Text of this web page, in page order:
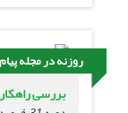
روزنه در مجله
بررسی